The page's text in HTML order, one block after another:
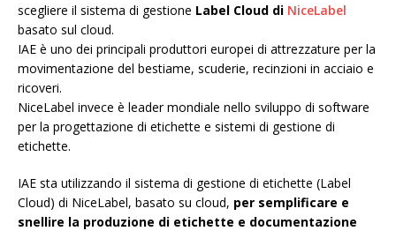
scegliere il sistema di gestione Label Cloud di NiceLabel
basato sul cloud.
IAE è uno dei principali produttori europei di attrezzature per la
movimentazione del bestiame, scuderie, recinzioni in acciaio e
ricoveri.
NiceLabel invece è leader mondiale nello sviluppo di software
per la progettazione di etichette e sistemi di gestione di
etichette.
IAE sta utilizzando il sistema di gestione di etichette (Label
Cloud) di NiceLabel, basato su cloud, per semplificare e
snellire la produzione di etichette e documentazione